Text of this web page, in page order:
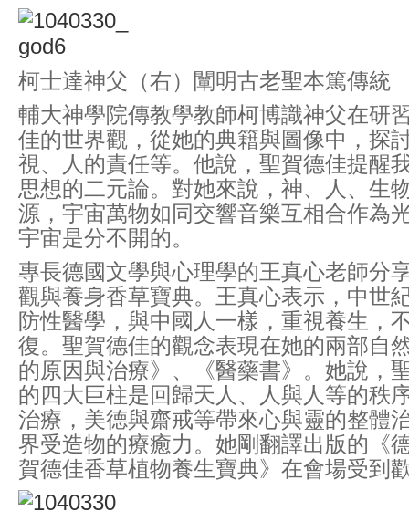
柯士達神父（右）闡明古老聖本篤傳統
輔大神學院傳教學教師柯博識神父在研
佳的世界觀，從她的典籍與圖像中，探
視、人的責任等。他說，聖賀德佳提醒
思想的二元論。對她來說，神、人、生
源，宇宙萬物如同交響音樂互相合作為
宇宙是分不開的。
專長德國文學與心理學的王真心老師分
觀與養身香草寶典。王真心表示，中世
防性醫學，與中國人一樣，重視養生，
復。聖賀德佳的觀念表現在她的兩部自
的原因與治療》、《醫藥書》。她說，
的四大巨柱是回歸天人、人與人等的秩
治療，美德與齋戒等帶來心與靈的整體
界受造物的療癒力。她剛翻譯出版的《
賀德佳香草植物養生寶典》在會場受到